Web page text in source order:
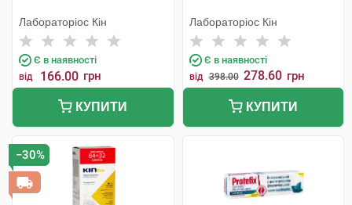
Лабораторіос Кін
Є в наявності
від 166.00 грн
КУПИТИ
Лабораторіос Кін
Є в наявності
від 398.00 278.60 грн
КУПИТИ
−30%